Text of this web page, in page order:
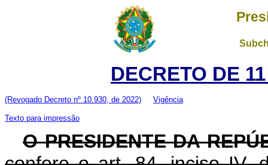
DECRETO DE
(Revogado Decreto nº 10.930, de 2022) Vigência
Texto para impressão
O PRESIDENTE DA